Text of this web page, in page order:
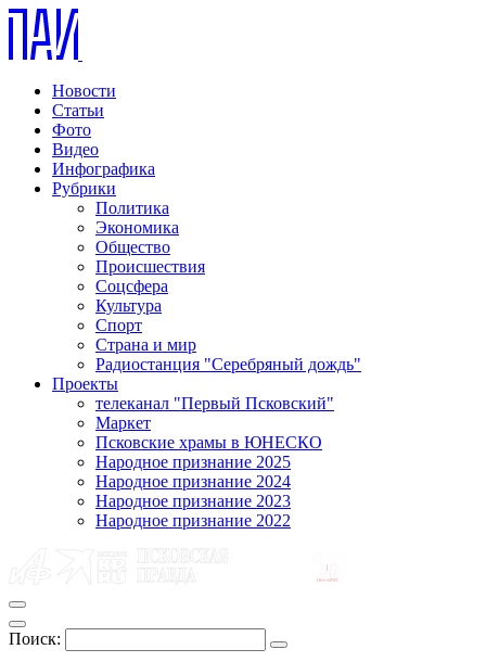
Новости
Статьи
Фото
Видео
Инфографика
Рубрики
Политика
Экономика
Общество
Происшествия
Соцсфера
Культура
Спорт
Страна и мир
Радиостанция "Серебряный дождь"
Проекты
телеканал "Первый Псковский"
Маркет
Псковские храмы в ЮНЕСКО
Народное признание 2025
Народное признание 2024
Народное признание 2023
Народное признание 2022
Поиск: